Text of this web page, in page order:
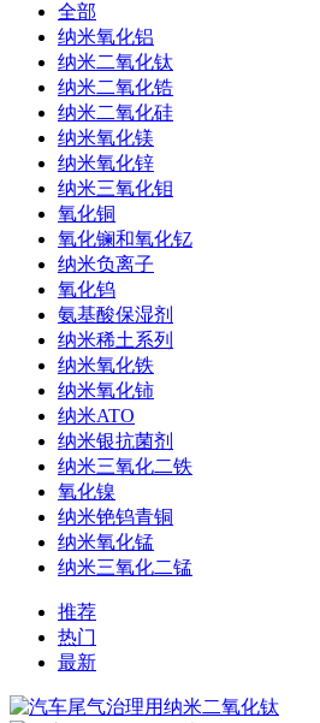
全部
纳米氧化铝
纳米二氧化钛
纳米二氧化锆
纳米二氧化硅
纳米氧化镁
纳米氧化锌
纳米三氧化钼
氧化铜
氧化镧和氧化钇
纳米负离子
氧化钨
氨基酸保湿剂
纳米稀土系列
纳米氧化铁
纳米氧化铈
纳米ATO
纳米银抗菌剂
纳米三氧化二铁
氧化镍
纳米铯钨青铜
纳米氧化锰
纳米三氧化二锰
推荐
热门
最新